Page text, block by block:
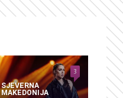
SJEVERNA
MAKEDONIJA
3